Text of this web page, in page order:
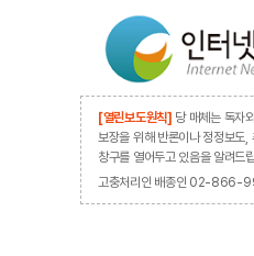
[열린보도원칙] 당 매체는 독자
보장을 위해 반론이나 정정보도,
창구를 열어두고 있음을 알려드
고충처리인 배종인 02-